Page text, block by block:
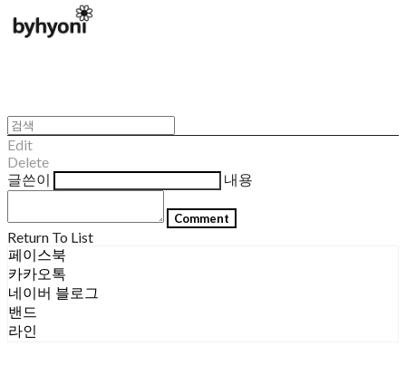
Edit
Delete
글쓴이
내용
Comment
Return To List
페이스북
카카오톡
네이버 블로그
밴드
라인